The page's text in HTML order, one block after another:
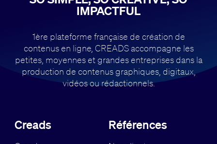
IMPACTFUL
1ère plateforme française de création de
contenus en ligne, CREADS accompagne les
petites, moyennes et grandes entreprises dans la
production de contenus graphiques, digitaux,
vidéos ou rédactionnels.
Creads Références